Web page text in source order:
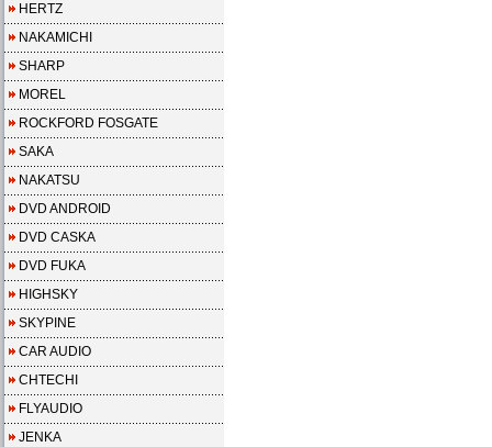
HERTZ
NAKAMICHI
SHARP
MOREL
ROCKFORD FOSGATE
SAKA
NAKATSU
DVD ANDROID
DVD CASKA
DVD FUKA
HIGHSKY
SKYPINE
CAR AUDIO
CHTECHI
FLYAUDIO
JENKA